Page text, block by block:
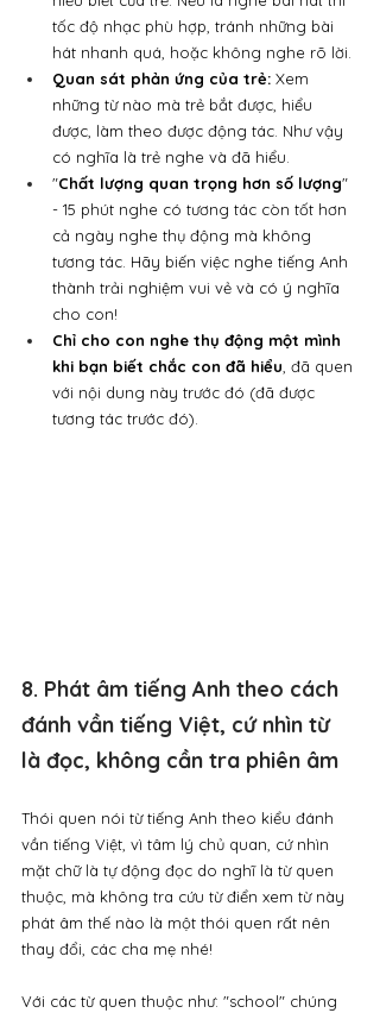
tốc độ nhạc phù hợp, tránh những bài
hát nhanh quá, hoặc không nghe rõ lời.
Quan sát phản ứng của trẻ: Xem
những từ nào mà trẻ bắt được, hiểu
được, làm theo được động tác. Như vậy
có nghĩa là trẻ nghe và đã hiểu.
"Chất lượng quan trọng hơn số lượng"
- 15 phút nghe có tương tác còn tốt hơn
cả ngày nghe thụ động mà không
tương tác. Hãy biến việc nghe tiếng Anh
thành trải nghiệm vui vẻ và có ý nghĩa
cho con!
Chỉ cho con nghe thụ động một mình
khi bạn biết chắc con đã hiểu, đã quen
với nội dung này trước đó (đã được
tương tác trước đó).
8. Phát âm tiếng Anh theo cách
đánh vần tiếng Việt, cứ nhìn từ
là đọc, không cần tra phiên âm
Thói quen nói từ tiếng Anh theo kiểu đánh
vần tiếng Việt, vì tâm lý chủ quan, cứ nhìn
mặt chữ là tự động đọc do nghĩ là từ quen
thuộc, mà không tra cứu từ điển xem từ này
phát âm thế nào là một thói quen rất nên
thay đổi, các cha mẹ nhé!
Với các từ quen thuộc như: "school" chúng